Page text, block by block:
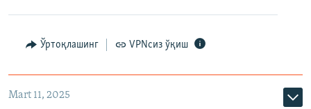
Ўртоқлашинг VPNсиз ўқиш
Mart 11, 2025